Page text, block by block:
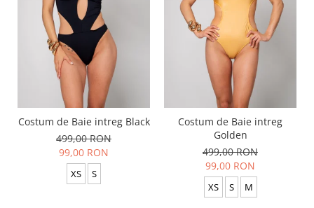
Costum de Baie intreg Black
499,00 RON
99,00 RON
XS S
Costum de Baie intreg
Golden
499,00 RON
99,00 RON
XS S M